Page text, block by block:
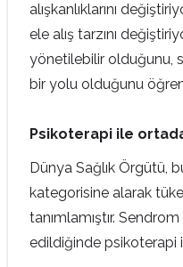
alışkanlıklarını
ele alış tarzını
yönetilebilir olduğunu,
bir yolu olduğunu
Psikoterapi ile
Dünya Sağlık Örgütü,
kategorisine alarak
tanımlamıştır.
edildiğinde psikoterapi